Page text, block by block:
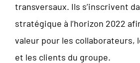
transversaux. Ils s’inscrivent
stratégique à l’horizon 2022
valeur pour les collaborateurs,
et les clients du groupe.